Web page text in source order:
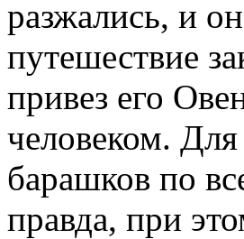
разжались, и
путешествие
привез его
человеком. Для
барашков по
правда, при